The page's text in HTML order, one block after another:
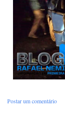
Postar um comentário